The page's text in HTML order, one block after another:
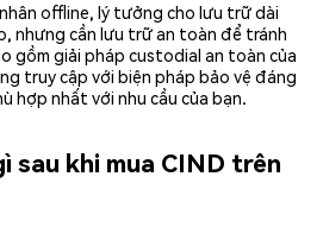
offline, lý tưởng cho lưu trữ dài
nhưng cần lưu trữ an toàn để tránh
gồm giải pháp custodial an toàn của
truy cập với biện pháp bảo vệ đáng
hợp nhất với nhu cầu của bạn.
sau khi mua CIND trên